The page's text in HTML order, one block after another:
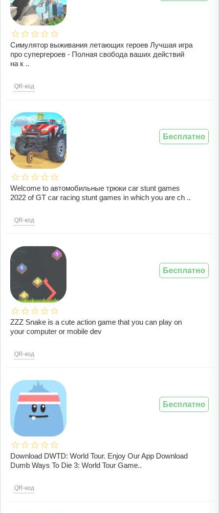
Симулятор выживания летающих героев Лучшая игра
про супергероев - Полная свобода ваших действий
на к ..
QR-код
Welcome to автомобильные трюки car stunt games
2022 of GT car racing stunt games in which you are ch ..
QR-код
Бесплатно
ZZZ Snake is a cute action game that you can play on
your computer or mobile dev
QR-код
Бесплатно
Download DWTD: World Tour. Enjoy Our App Download
Dumb Ways To Die 3: World Tour Game..
QR-код
Бесплатно